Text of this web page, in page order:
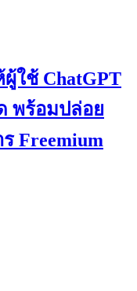
ผู้ใช้ ChatGPT
พร้อมปล่อย
Freemium